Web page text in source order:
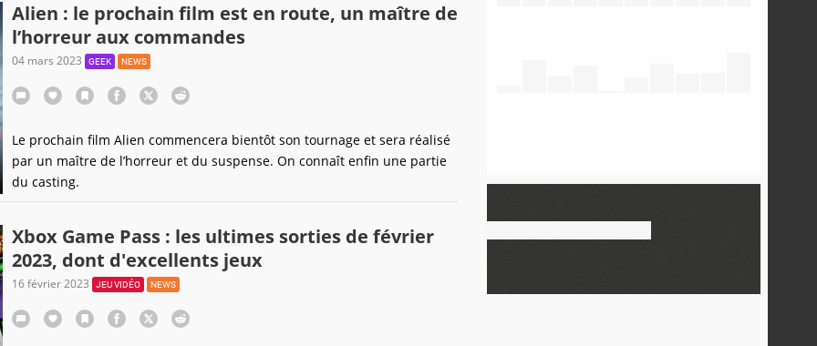
Alien : le prochain film est en route, un maître de
l’horreur aux commandes
04 mars 2023 GEEK NEWS
Le prochain film Alien commencera bientôt son tournage et sera réalisé
par un maître de l’horreur et du suspense. On connaît enfin une partie
du casting.
Xbox Game Pass : les ultimes sorties de février
2023, dont d'excellents jeux
16 février 2023 JEU VIDÉO NEWS